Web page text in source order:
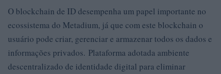
O blockchain de ID desempenha um papel importante no
ecossistema do Metadium, já que com este blockchain o
usuário pode criar, gerenciar e armazenar todos os dados e
informações privados. Plataforma adotada ambiente
descentralizado de identidade digital para eliminar